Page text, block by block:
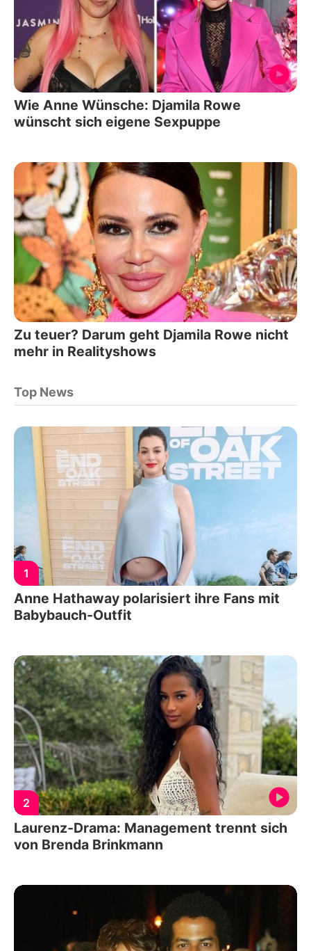
Wie Anne Wünsche: Djamila Rowe
wünscht sich eigene Sexpuppe
Zu teuer? Darum geht Djamila Rowe nicht
mehr in Realityshows
Top News
1
Anne Hathaway polarisiert ihre Fans mit
Babybauch-Outfit
2
Laurenz-Drama: Management trennt sich
von Brenda Brinkmann